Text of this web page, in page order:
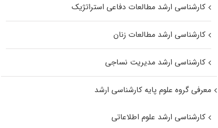
کارشناسی ارشد مطالعات دفاعی استراتژیک
کارشناسی ارشد مطالعات زنان
کارشناسی ارشد مدیریت نساجی
معرفی گروه علوم پایه کارشناسی ارشد
کارشناسی ارشد علوم اطلاعاتی